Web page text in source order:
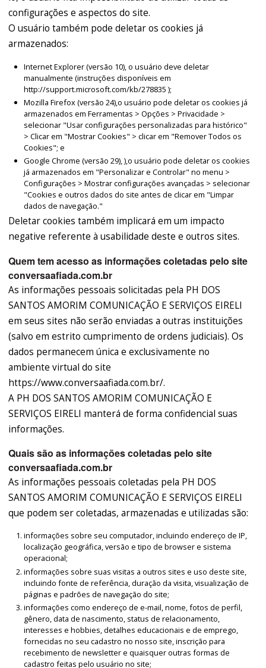
configurações e aspectos do site.
O usuário também pode deletar os cookies já
armazenados:
Internet Explorer (versão 10), o usuário deve deletar
manualmente (instruções disponíveis em
http://support.microsoft.com/kb/278835 );
Mozilla Firefox (versão 24),o usuário pode deletar os cookies já
armazenados em Ferramentas > Opções > Privacidade >
selecionar "Usar configurações personalizadas para histórico"
> Clicar em "Mostrar Cookies" > clicar em "Remover Todos os
Cookies"; e
Google Chrome (versão 29), ),o usuário pode deletar os cookies
já armazenados em "Personalizar e Controlar" no menu >
Configurações > Mostrar configurações avançadas > selecionar
"Cookies e outros dados do site antes de clicar em "Limpar
dados de navegação."
Deletar cookies também implicará em um impacto
negative referente à usabilidade deste e outros sites.
Quem tem acesso as informações coletadas pelo site
conversaafiada.com.br
As informações pessoais solicitadas pela PH DOS
SANTOS AMORIM COMUNICAÇÃO E SERVIÇOS EIRELI
em seus sites não serão enviadas a outras instituições
(salvo em estrito cumprimento de ordens judiciais). Os
dados permanecem única e exclusivamente no
ambiente virtual do site
https://www.conversaafiada.com.br/.
A PH DOS SANTOS AMORIM COMUNICAÇÃO E
SERVIÇOS EIRELI manterá de forma confidencial suas
informações.
Quais são as informações coletadas pelo site
conversaafiada.com.br
As informações pessoais coletadas pela PH DOS
SANTOS AMORIM COMUNICAÇÃO E SERVIÇOS EIRELI
que podem ser coletadas, armazenadas e utilizadas são:
informações sobre seu computador, incluindo endereço de IP,
localização geográfica, versão e tipo de browser e sistema
operacional;
informações sobre suas visitas a outros sites e uso deste site,
incluindo fonte de referência, duração da visita, visualização de
páginas e padrões de navegação do site;
informações como endereço de e-mail, nome, fotos de perfil,
gênero, data de nascimento, status de relacionamento,
interesses e hobbies, detalhes educacionais e de emprego,
fornecidas no seu cadastro no nosso site, inscrição para
recebimento de newsletter e quaisquer outras formas de
cadastro feitas pelo usuário no site;